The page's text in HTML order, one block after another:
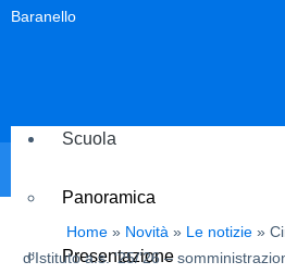
Baranello
Scuola
Panoramica
Presentazione
Home Novità Le notizie
d’Istituto a.s. ‘25/’26 –